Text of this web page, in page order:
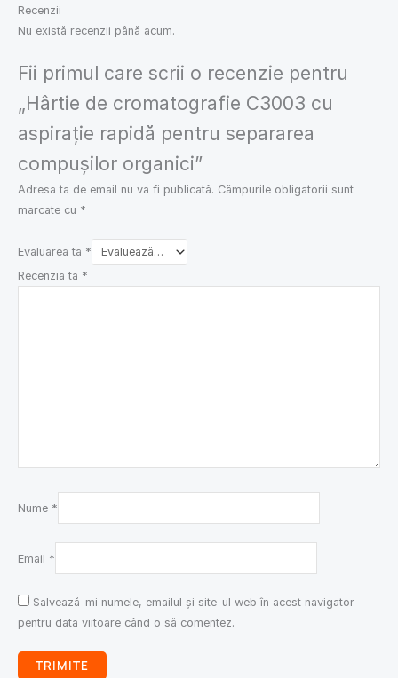
Recenzii
Nu există recenzii până acum.
Fii primul care scrii o recenzie pentru
„Hârtie de cromatografie C3003 cu
aspirație rapidă pentru separarea
compușilor organici”
Adresa ta de email nu va fi publicată. Câmpurile obligatorii sunt
marcate cu *
Evaluarea ta *
Recenzia ta *
Nume *
Email *
Salvează-mi numele, emailul și site-ul web în acest navigator
pentru data viitoare când o să comentez.